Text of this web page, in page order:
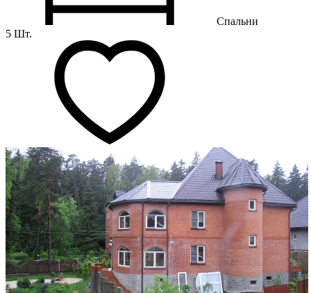
Спальни
5 Шт.